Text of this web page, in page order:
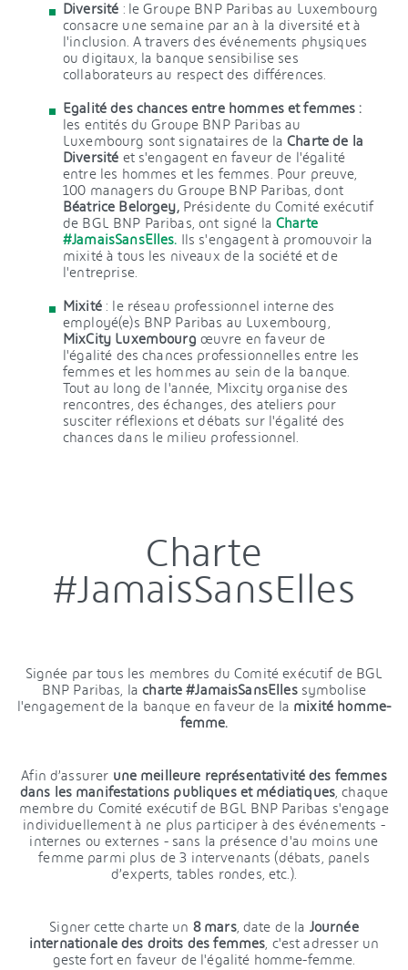
Diversité : le Groupe BNP Paribas au Luxembourg
consacre une semaine par an à la diversité et à
l'inclusion. A travers des événements physiques
ou digitaux, la banque sensibilise ses
collaborateurs au respect des différences.
Egalité des chances entre hommes et femmes :
les entités du Groupe BNP Paribas au
Luxembourg sont signataires de laCharte de la
Diversité et s'engagent en faveur de l'égalité
entre les hommes et les femmes. Pour preuve,
100 managers du Groupe BNP Paribas, dont
Béatrice Belorgey, Présidente du Comité exécutif
de BGL BNP Paribas, ont signé la Charte
#JamaisSansElles. Ils s'engagent à promouvoir la
mixité à tous les niveaux de la société et de
l'entreprise.
Mixité : le réseau professionnel interne des
employé(e)s BNP Paribas au Luxembourg,
MixCity Luxembourg œuvre en faveur de
l'égalité des chances professionnelles entre les
femmes et les hommes au sein de la banque.
Tout au long de l'année, Mixcity organise des
rencontres, des échanges, des ateliers pour
susciter réflexions et débats sur l'égalité des
chances dans le milieu professionnel.
Charte
#JamaisSansElles
Signée par tous les membres du Comité exécutif de BGL
BNP Paribas, lacharte #JamaisSansEllessymbolise
l'engagement de la banque en faveur de la mixité homme-
femme.
Afin d’assurer une meilleure représentativité des femmes
dans les manifestations publiques et médiatiques, chaque
membre du Comité exécutif de BGL BNP Paribas s'engage
individuellement à ne plus participer à des événements -
internes ou externes - sans la présence d'au moins une
femme parmi plus de 3 intervenants (débats, panels
d’experts, tables rondes, etc.).
Signer cette charte un 8 mars, date de la Journée
internationale des droits des femmes, c'est adresser un
geste fort en faveur de l'égalité homme-femme.